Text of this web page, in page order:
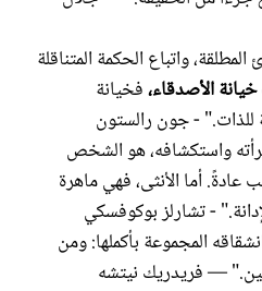
واتباع الحكمة المتناقلة
خيانة الأصدقاء،فخيانة
للذات." - جون رالستون
واستكشافه، هو الشخص
أما الأنثى، فهي ماهرة
- تشارلز بوكوفسكي
المجموعة بأكملها: ومن
— فريدريك نيتشه